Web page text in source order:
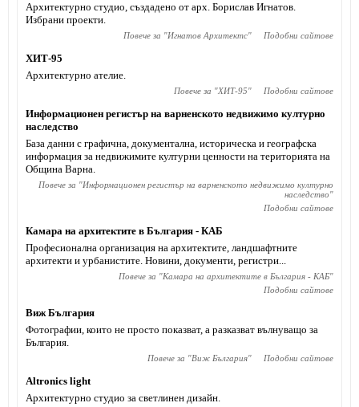
Архитектурно студио, създадено от арх. Борислав Игнатов.
Избрани проекти.
Повече за "Игнатов Архитектс" Подобни сайтове
ХИТ-95
Архитектурно ателие.
Повече за "ХИТ-95" Подобни сайтове
Информационен регистър на варненското недвижимо културно
наследство
База данни с графична, документална, историческа и географска
информация за недвижимите културни ценности на територията на
Община Варна.
Повече за "Информационен регистър на варненското недвижимо културно
наследство"
Подобни сайтове
Камара на архитектите в България - КАБ
Професионална организация на архитектите, ландшафтните
архитекти и урбанистите. Новини, документи, регистри...
Повече за "Камара на архитектите в България - КАБ"
Подобни сайтове
Виж България
Фотографии, които не просто показват, а разказват вълнуващо за
България.
Повече за "Виж България" Подобни сайтове
Altronics light
Архитектурно студио за светлинен дизайн.